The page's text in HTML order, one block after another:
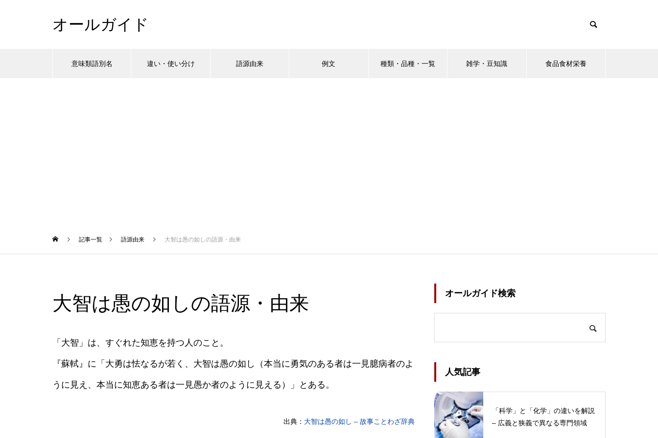
オールガイド
意味類語別名 違い・使い分け 語源由来 例文 種類・品種・一覧 雑学・豆知識 食品食材栄養
記事一覧 語源由来 大智は愚の如しの語源・由来
大智は愚の如しの語源・由来
「大智」は、すぐれた知恵を持つ人のこと。
『蘇軾』に「大勇は怯なるが若く、大智は愚の如し（本当に勇気のある者は一見臆病者のよ
うに見え、本当に知恵ある者は一見愚か者のように見える）」とある。
出典： 大智は愚の如し – 故事ことわざ辞典
オールガイド検索
人気記事
「科学」と「化学」の違いを解説
– 広義と狭義で異なる専門領域